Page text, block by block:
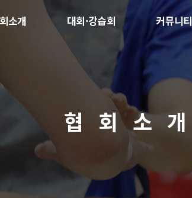
소개 대회·강습회 커뮤니티
협회소개